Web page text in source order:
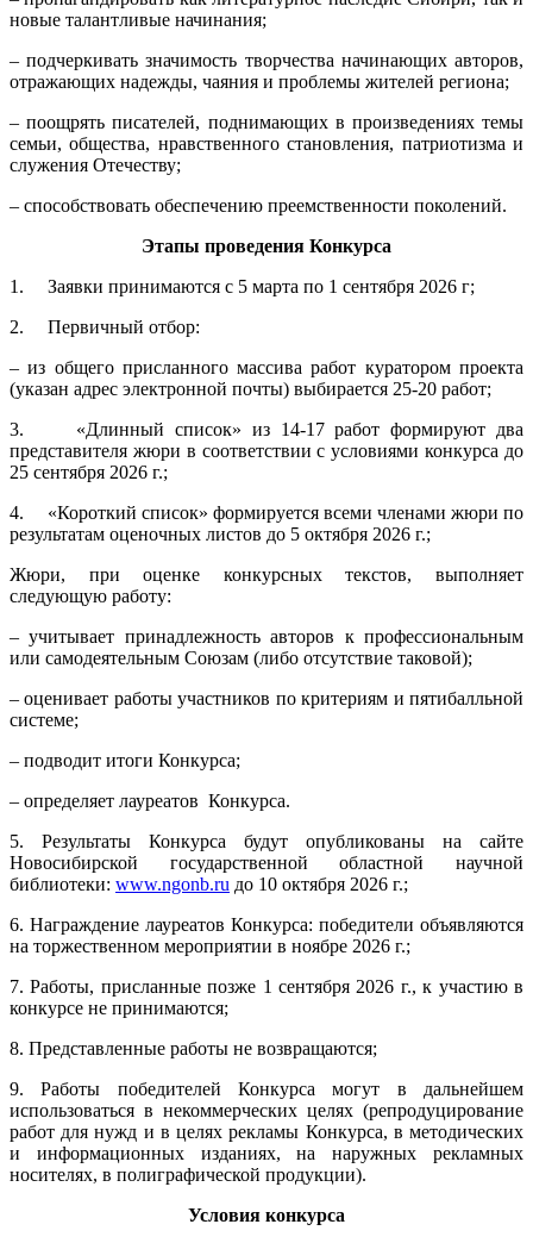
новые талантливые начинания;
– подчеркивать значимость творчества начинающих авторов,
отражающих надежды, чаяния и проблемы жителей региона;
– поощрять писателей, поднимающих в произведениях темы
семьи, общества, нравственного становления, патриотизма и
служения Отечеству;
– способствовать обеспечению преемственности поколений.
Этапы проведения Конкурса
1. Заявки принимаются с 5 марта по 1 сентября 2026 г;
2. Первичный отбор:
– из общего присланного массива работ куратором проекта
(указан адрес электронной почты) выбирается 25-20 работ;
3. «Длинный список» из 14-17 работ формируют два
представителя жюри в соответствии с условиями конкурса до
25 сентября 2026 г.;
4. «Короткий список» формируется всеми членами жюри по
результатам оценочных листов до 5 октября 2026 г.;
Жюри, при оценке конкурсных текстов, выполняет
следующую работу:
– учитывает принадлежность авторов к профессиональным
или самодеятельным Союзам (либо отсутствие таковой);
– оценивает работы участников по критериям и пятибалльной
системе;
– подводит итоги Конкурса;
– определяет лауреатов Конкурса.
5. Результаты Конкурса будут опубликованы на сайте
Новосибирской государственной областной научной
библиотеки: www.ngonb.ru до 10 октября 2026 г.;
6. Награждение лауреатов Конкурса: победители объявляются
на торжественном мероприятии в ноябре 2026 г.;
7. Работы, присланные позже 1 сентября 2026 г., к участию в
конкурсе не принимаются;
8. Представленные работы не возвращаются;
9. Работы победителей Конкурса могут в дальнейшем
использоваться в некоммерческих целях (репродуцирование
работ для нужд и в целях рекламы Конкурса, в методических
и информационных изданиях, на наружных рекламных
носителях, в полиграфической продукции).
Условия конкурса